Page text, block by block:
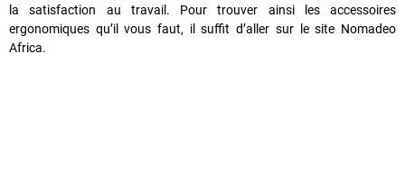
la satisfaction au travail. Pour trouver ainsi les accessoires
ergonomiques qu’il vous faut, il suffit d’aller sur le site Nomadeo
Africa.